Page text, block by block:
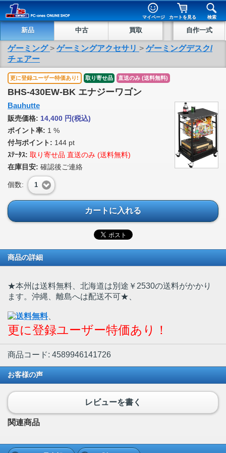
マイページ カートを見る 検索
新品 中古 買取 自作一式
ゲーミング > ゲーミングアクセサリ > ゲーミングデスク/
チェアー
更に登録ユーザー特価あり! 取り寄せ品 直送のみ (送料無料)
BHS-430EW-BK エナジーワゴン
Bauhutte
販売価格: 14,400 円(税込)
ポイント率: 1 %
付与ポイント: 144 pt
ｽﾃｰﾀｽ: 取り寄せ品 直送のみ (送料無料)
在庫目安: 確認後ご連絡
個数: 1
カートに入れる
商品の詳細
★本州は送料無料、北海道は別途￥2530の送料がかかり
ます。沖縄、離島へは配送不可★
、
更に登録ユーザー特価あり！
商品コード: 4589946141726
お客様の声
レビューを書く
関連商品